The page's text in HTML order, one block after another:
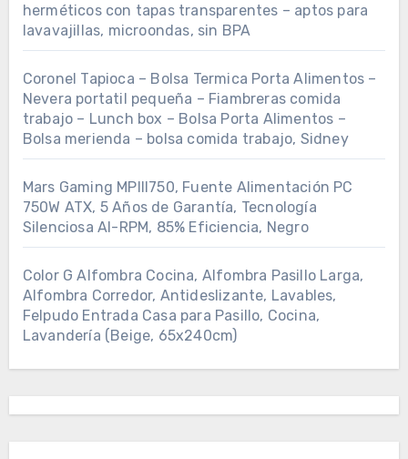
herméticos con tapas transparentes – aptos para
lavavajillas, microondas, sin BPA
Coronel Tapioca – Bolsa Termica Porta Alimentos –
Nevera portatil pequeña – Fiambreras comida
trabajo – Lunch box – Bolsa Porta Alimentos –
Bolsa merienda – bolsa comida trabajo, Sidney
Mars Gaming MPIII750, Fuente Alimentación PC
750W ATX, 5 Años de Garantía, Tecnología
Silenciosa AI-RPM, 85% Eficiencia, Negro
Color G Alfombra Cocina, Alfombra Pasillo Larga,
Alfombra Corredor, Antideslizante, Lavables,
Felpudo Entrada Casa para Pasillo, Cocina,
Lavandería (Beige, 65x240cm)